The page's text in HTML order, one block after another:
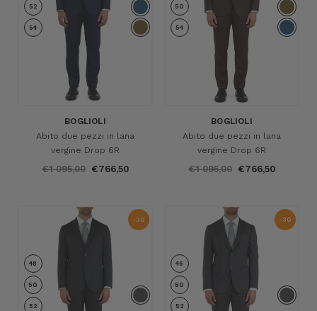
52
54
BOGLIOLI
Abito due pezzi in lana
vergine Drop 6R
€1 095,00 €766,50
50
54
BOGLIOLI
Abito due pezzi in lana
vergine Drop 6R
€1 095,00 €766,50
-30
48
50
52
-30
46
50
52